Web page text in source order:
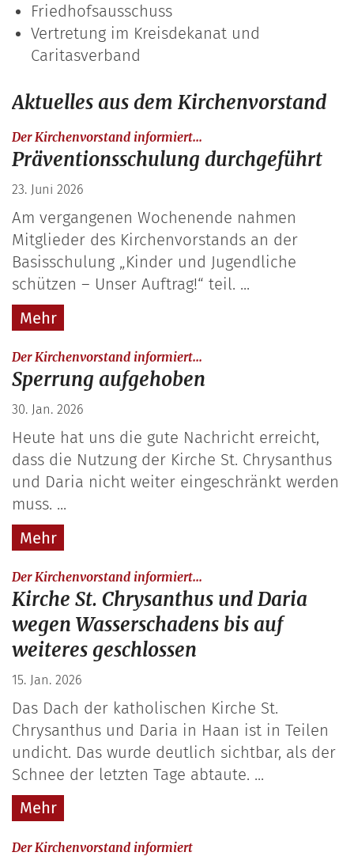
Friedhofsausschuss
Vertretung im Kreisdekanat und
Caritasverband
Aktuelles aus dem Kirchenvorstand
Der Kirchenvorstand informiert...
Präventionsschulung durchgeführt
23. Juni 2026
Am vergangenen Wochenende nahmen
Mitglieder des Kirchenvorstands an der
Basisschulung „Kinder und Jugendliche
schützen – Unser Auftrag!“ teil. ...
Mehr
Der Kirchenvorstand informiert...
Sperrung aufgehoben
30. Jan. 2026
Heute hat uns die gute Nachricht erreicht,
dass die Nutzung der Kirche St. Chrysanthus
und Daria nicht weiter eingeschränkt werden
muss. ...
Mehr
Der Kirchenvorstand informiert...
Kirche St. Chrysanthus und Daria
wegen Wasserschadens bis auf
weiteres geschlossen
15. Jan. 2026
Das Dach der katholischen Kirche St.
Chrysanthus und Daria in Haan ist in Teilen
undicht. Das wurde deutlich sichtbar, als der
Schnee der letzten Tage abtaute. ...
Mehr
Der Kirchenvorstand informiert: